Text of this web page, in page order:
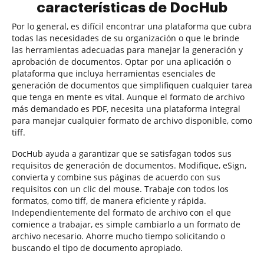
características de DocHub
Por lo general, es difícil encontrar una plataforma que cubra
todas las necesidades de su organización o que le brinde
las herramientas adecuadas para manejar la generación y
aprobación de documentos. Optar por una aplicación o
plataforma que incluya herramientas esenciales de
generación de documentos que simplifiquen cualquier tarea
que tenga en mente es vital. Aunque el formato de archivo
más demandado es PDF, necesita una plataforma integral
para manejar cualquier formato de archivo disponible, como
tiff.
DocHub ayuda a garantizar que se satisfagan todos sus
requisitos de generación de documentos. Modifique, eSign,
convierta y combine sus páginas de acuerdo con sus
requisitos con un clic del mouse. Trabaje con todos los
formatos, como tiff, de manera eficiente y rápida.
Independientemente del formato de archivo con el que
comience a trabajar, es simple cambiarlo a un formato de
archivo necesario. Ahorre mucho tiempo solicitando o
buscando el tipo de documento apropiado.